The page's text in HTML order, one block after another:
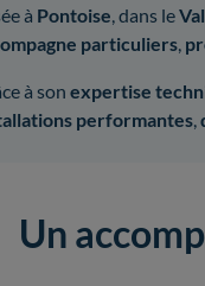
à Pontoise, dans le
particuliers,
à son expertise
performantes,
Un